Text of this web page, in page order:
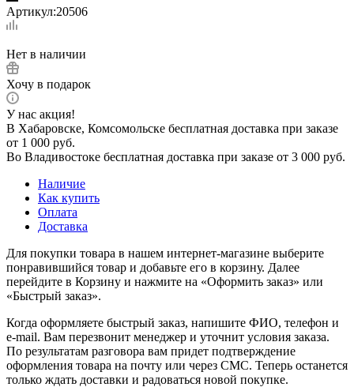
Артикул:20506
Нет в наличии
Хочу в подарок
У нас акция!
В Хабаровске, Комсомольске бесплатная доставка при заказе
от 1 000 руб.
Во Владивостоке бесплатная доставка при заказе от 3 000 руб.
Наличие
Как купить
Оплата
Доставка
Для покупки товара в нашем интернет-магазине выберите
понравившийся товар и добавьте его в корзину. Далее
перейдите в Корзину и нажмите на «Оформить заказ» или
«Быстрый заказ».
Когда оформляете быстрый заказ, напишите ФИО, телефон и
e-mail. Вам перезвонит менеджер и уточнит условия заказа.
По результатам разговора вам придет подтверждение
оформления товара на почту или через СМС. Теперь останется
только ждать доставки и радоваться новой покупке.